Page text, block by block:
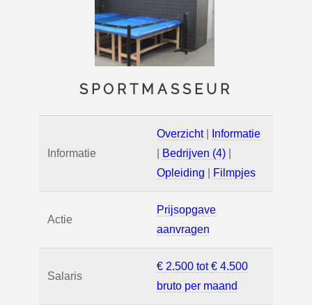
SPORTMASSEUR
Informatie
Overzicht|
Informatie
Bedrijven (4)
Opleiding
Filmpjes
Actie
Prijsopgave
aanvragen
Salaris
€ 2.500 tot € 4.500
bruto per maand